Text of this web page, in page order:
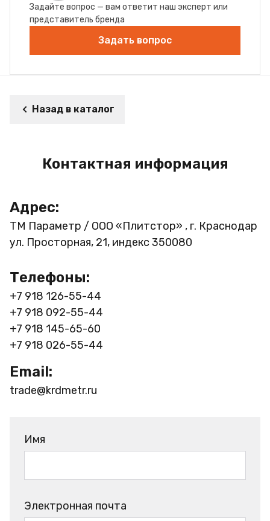
Задайте вопрос — вам ответит наш эксперт или
представитель бренда
Задать вопрос
Назад в каталог
Контактная информация
Адрес:
ТМ Параметр / ООО «Плитстор» , г. Краснодар
ул. Просторная, 21, индекс 350080
Телефоны:
+7 918 126-55-44
+7 918 092-55-44
+7 918 145-65-60
+7 918 026-55-44
Email:
trade@krdmetr.ru
Имя
Электронная почта